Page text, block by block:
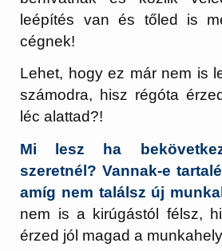
leépítés van és tőled is
cégnek!
Lehet, hogy ez már nem is
számodra, hisz régóta
léc alattad?!
Mi lesz ha
szeretnél? Vannak-e
amíg nem találsz új
nem is a kirúgástól félsz,
érzed jól magad a